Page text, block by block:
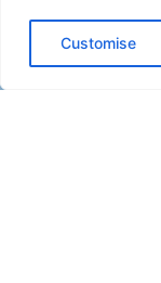
Customise